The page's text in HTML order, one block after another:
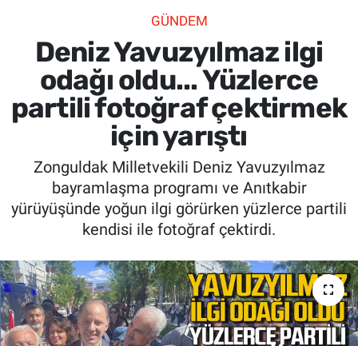
GÜNDEM
Deniz Yavuzyılmaz ilgi
odağı oldu... Yüzlerce
partili fotoğraf çektirmek
için yarıştı
Zonguldak Milletvekili Deniz Yavuzyılmaz
bayramlaşma programı ve Anıtkabir
yürüyüşünde yoğun ilgi görürken yüzlerce partili
kendisi ile fotoğraf çektirdi.
SPOR
SAĞLIK